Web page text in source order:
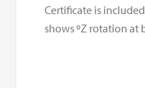
Certificate is
shows ºZ rotation at